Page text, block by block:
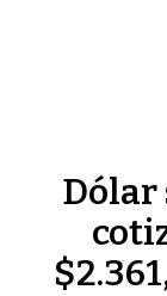
Dólar